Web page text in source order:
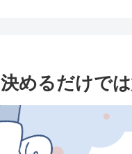
めるだけで